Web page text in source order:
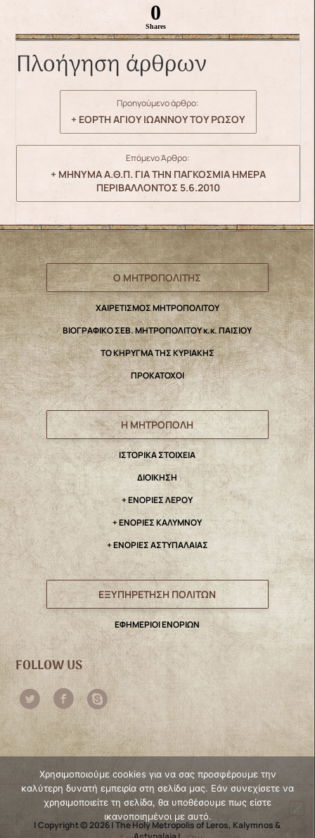
0
Shares
Πλοήγηση άρθρων
Προηγούμενο άρθρο:
+ ΕΟΡΤΗ ΑΓΙΟΥ ΙΩΑΝΝΟΥ ΤΟΥ ΡΩΣΟΥ
Επόμενο Άρθρο:
+ ΜΗΝΥΜΑ Α.Θ.Π. ΓΙΑ ΤΗΝ ΠΑΓΚΟΣΜΙΑ ΗΜΕΡΑ
ΠΕΡΙΒΑΛΛΟΝΤΟΣ 5.6.2010
Ο ΜΗΤΡΟΠΟΛΙΤΗΣ
ΧΑΙΡΕΤΙΣΜΟΣ ΜΗΤΡΟΠΟΛΙΤΟΥ
ΒΙΟΓΡΑΦΙΚΟ ΣΕΒ. ΜΗΤΡΟΠΟΛΙΤΟΥ κ.κ. ΠΑΙΣΙΟΥ
ΤΟ ΚΗΡΥΓΜΑ ΤΗΣ ΚΥΡΙΑΚΗΣ
ΠΡΟΚΑΤΟΧΟΙ
Η ΜΗΤΡΟΠΟΛΗ
IΣΤΟΡΙΚΑ ΣΤΟΙΧΕΙΑ
ΔΙΟΙΚΗΣΗ
+ ΕΝΟΡΙΕΣ ΛΕΡΟΥ
+ ΕΝΟΡΙΕΣ ΚΑΛΥΜΝΟΥ
+ ΕΝΟΡΙΕΣ ΑΣΤΥΠΑΛΑΙΑΣ
ΕΞΥΠΗΡΕΤΗΣΗ ΠΟΛΙΤΩΝ
ΕΦΗΜΕΡΙΟΙ ΕΝΟΡΙΩΝ
FOLLOW US
| Copyright © 2026 | The Holy Metropolis of Leros, Kalymnos &
Χρησιμοποιούμε cookies για να σας προσφέρουμε την
καλύτερη δυνατή εμπειρία στη σελίδα μας. Εάν συνεχίσετε να
χρησιμοποιείτε τη σελίδα, θα υποθέσουμε πως είστε
ικανοποιημένοι με αυτό.